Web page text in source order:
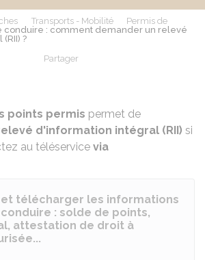
Transports - Mobilité
Permis de
conduire : comment demander un relevé
?
Partager
points permis permet de
d'information intégral (RII) si
au téléservice via
télécharger les informations
: solde de points,
attestation de droit à